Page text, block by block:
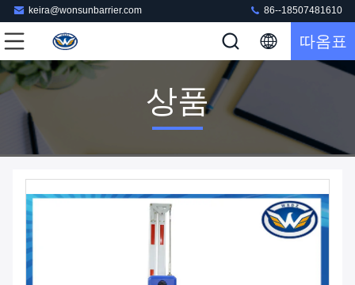
keira@wonsunbarrier.com 86--18507481610
따옴표
상품